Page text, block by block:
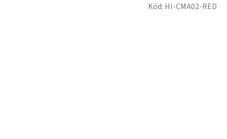
Kód: HI-CMA02-RED